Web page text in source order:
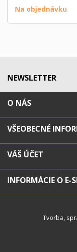
Na objednávku
NEWSLETTER
O NÁS
VŠEOBECNÉ
VÁŠ ÚČET
INFORMÁCIE O E-
Tvorba,